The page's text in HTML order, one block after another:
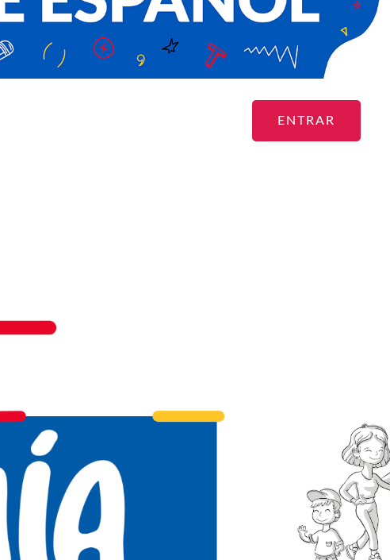
ENTRAR